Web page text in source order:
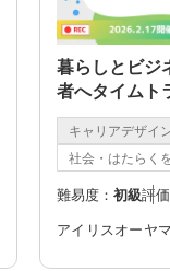
暮らしとビジ
者へタイムト
キャリアデザイ
社会・はたらく
難易度： 初級評
アイリスオーヤ